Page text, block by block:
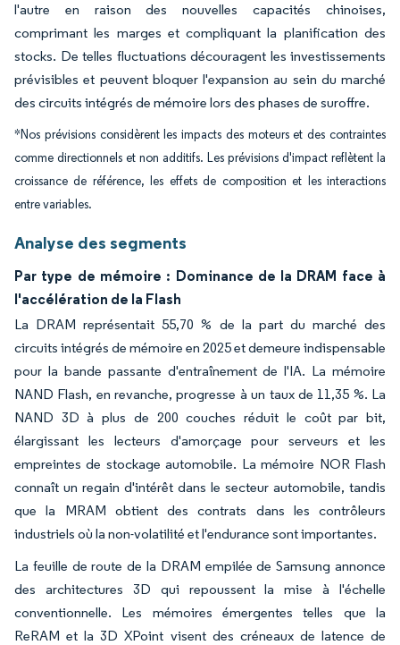
l'autre en raison des nouvelles capacités chinoises,
comprimant les marges et compliquant la planification des
stocks. De telles fluctuations découragent les investissements
prévisibles et peuvent bloquer l'expansion au sein du marché
des circuits intégrés de mémoire lors des phases de suroffre.
*Nos prévisions considèrent les impacts des moteurs et des contraintes
comme directionnels et non additifs. Les prévisions d'impact reflètent la
croissance de référence, les effets de composition et les interactions
entre variables.
Analyse des segments
Par type de mémoire : Dominance de la DRAM face à
l'accélération de la Flash
La DRAM représentait 55,70 % de la part du marché des
circuits intégrés de mémoire en 2025 et demeure indispensable
pour la bande passante d'entraînement de l'IA. La mémoire
NAND Flash, en revanche, progresse à un taux de 11,35 %. La
NAND 3D à plus de 200 couches réduit le coût par bit,
élargissant les lecteurs d'amorçage pour serveurs et les
empreintes de stockage automobile. La mémoire NOR Flash
connaît un regain d'intérêt dans le secteur automobile, tandis
que la MRAM obtient des contrats dans les contrôleurs
industriels où la non-volatilité et l'endurance sont importantes.
La feuille de route de la DRAM empilée de Samsung annonce
des architectures 3D qui repoussent la mise à l'échelle
conventionnelle. Les mémoires émergentes telles que la
ReRAM et la 3D XPoint visent des créneaux de latence de